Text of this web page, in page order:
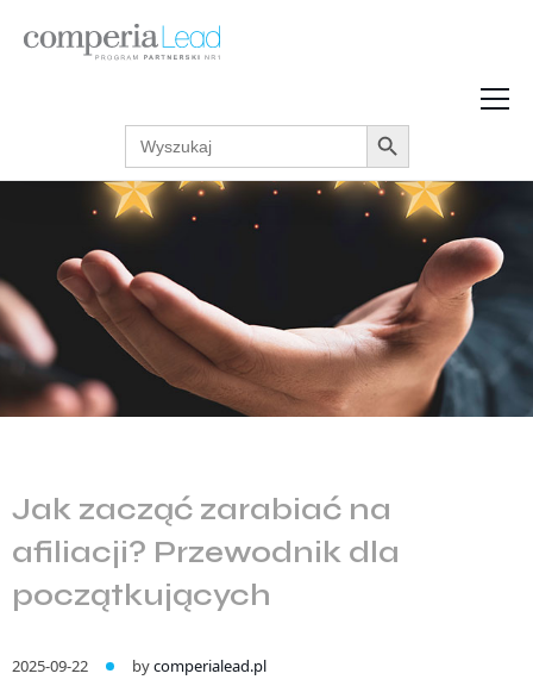
Strefa Wiedzy
Zarabiaj w internecie
Search
for:
Search Button
Jak zacząć zarabiać na
afiliacji? Przewodnik dla
początkujących
2025-09-22 bycomperialead.pl